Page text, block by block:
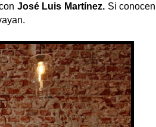
José Luis Martínez. Si conocen